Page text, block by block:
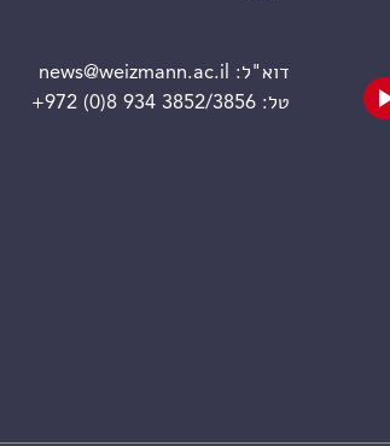
דוא"ל:
news@weizmann.ac.il
טל:+972 (0)8 934 3852/3856